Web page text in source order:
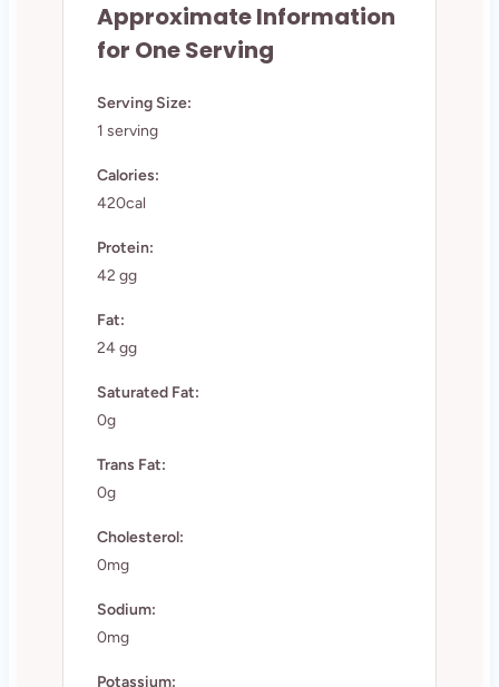
Approximate Information
for One Serving
Serving Size:
1 serving
Calories:
420cal
Protein:
42 gg
Fat:
24 gg
Saturated Fat:
0g
Trans Fat:
0g
Cholesterol:
0mg
Sodium:
0mg
Potassium: